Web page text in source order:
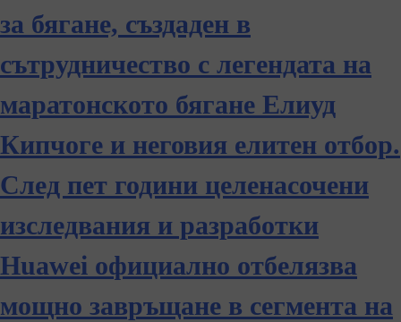
за бягане, създаден в
сътрудничество с легендата на
маратонското бягане Елиуд
Кипчоге и неговия елитен отбор.
След пет години целенасочени
изследвания и разработки
Huawei официално отбелязва
мощно завръщане в сегмента на